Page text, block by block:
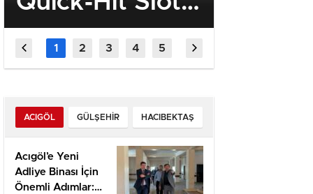
und schnelle
Roulette‑Action
schnelllebige
Spieler
ACIGÖL GÜLŞEHIR HACIBEKTAŞ
Acıgöl’e Yeni
Adliye Binası İçin
Önemli Adımlar: